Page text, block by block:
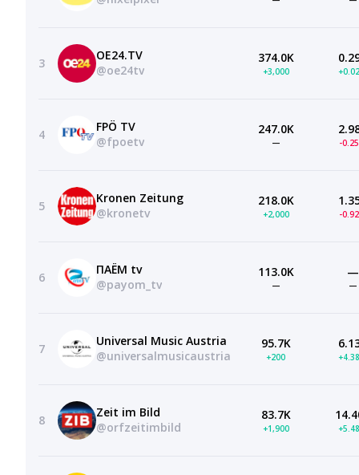
3
OE24.TV
@oe24tv
374.0K
+3,000
4
FPÖ TV
@fpoetv
247.0K
— -
5
Kronen Zeitung
@kronetv
218.0K
+2,000 -
6
ПАЁМ tv
@payom_tv
113.0K
—
—
—
7
Universal Music Austria
@universalmusicaustria
95.7K
+200
8
Zeit im Bild
@orfzeitimbild
83.7K
+1,900